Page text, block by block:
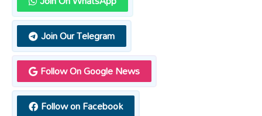
Join Our Telegram
Follow On Google News
Follow on Facebook